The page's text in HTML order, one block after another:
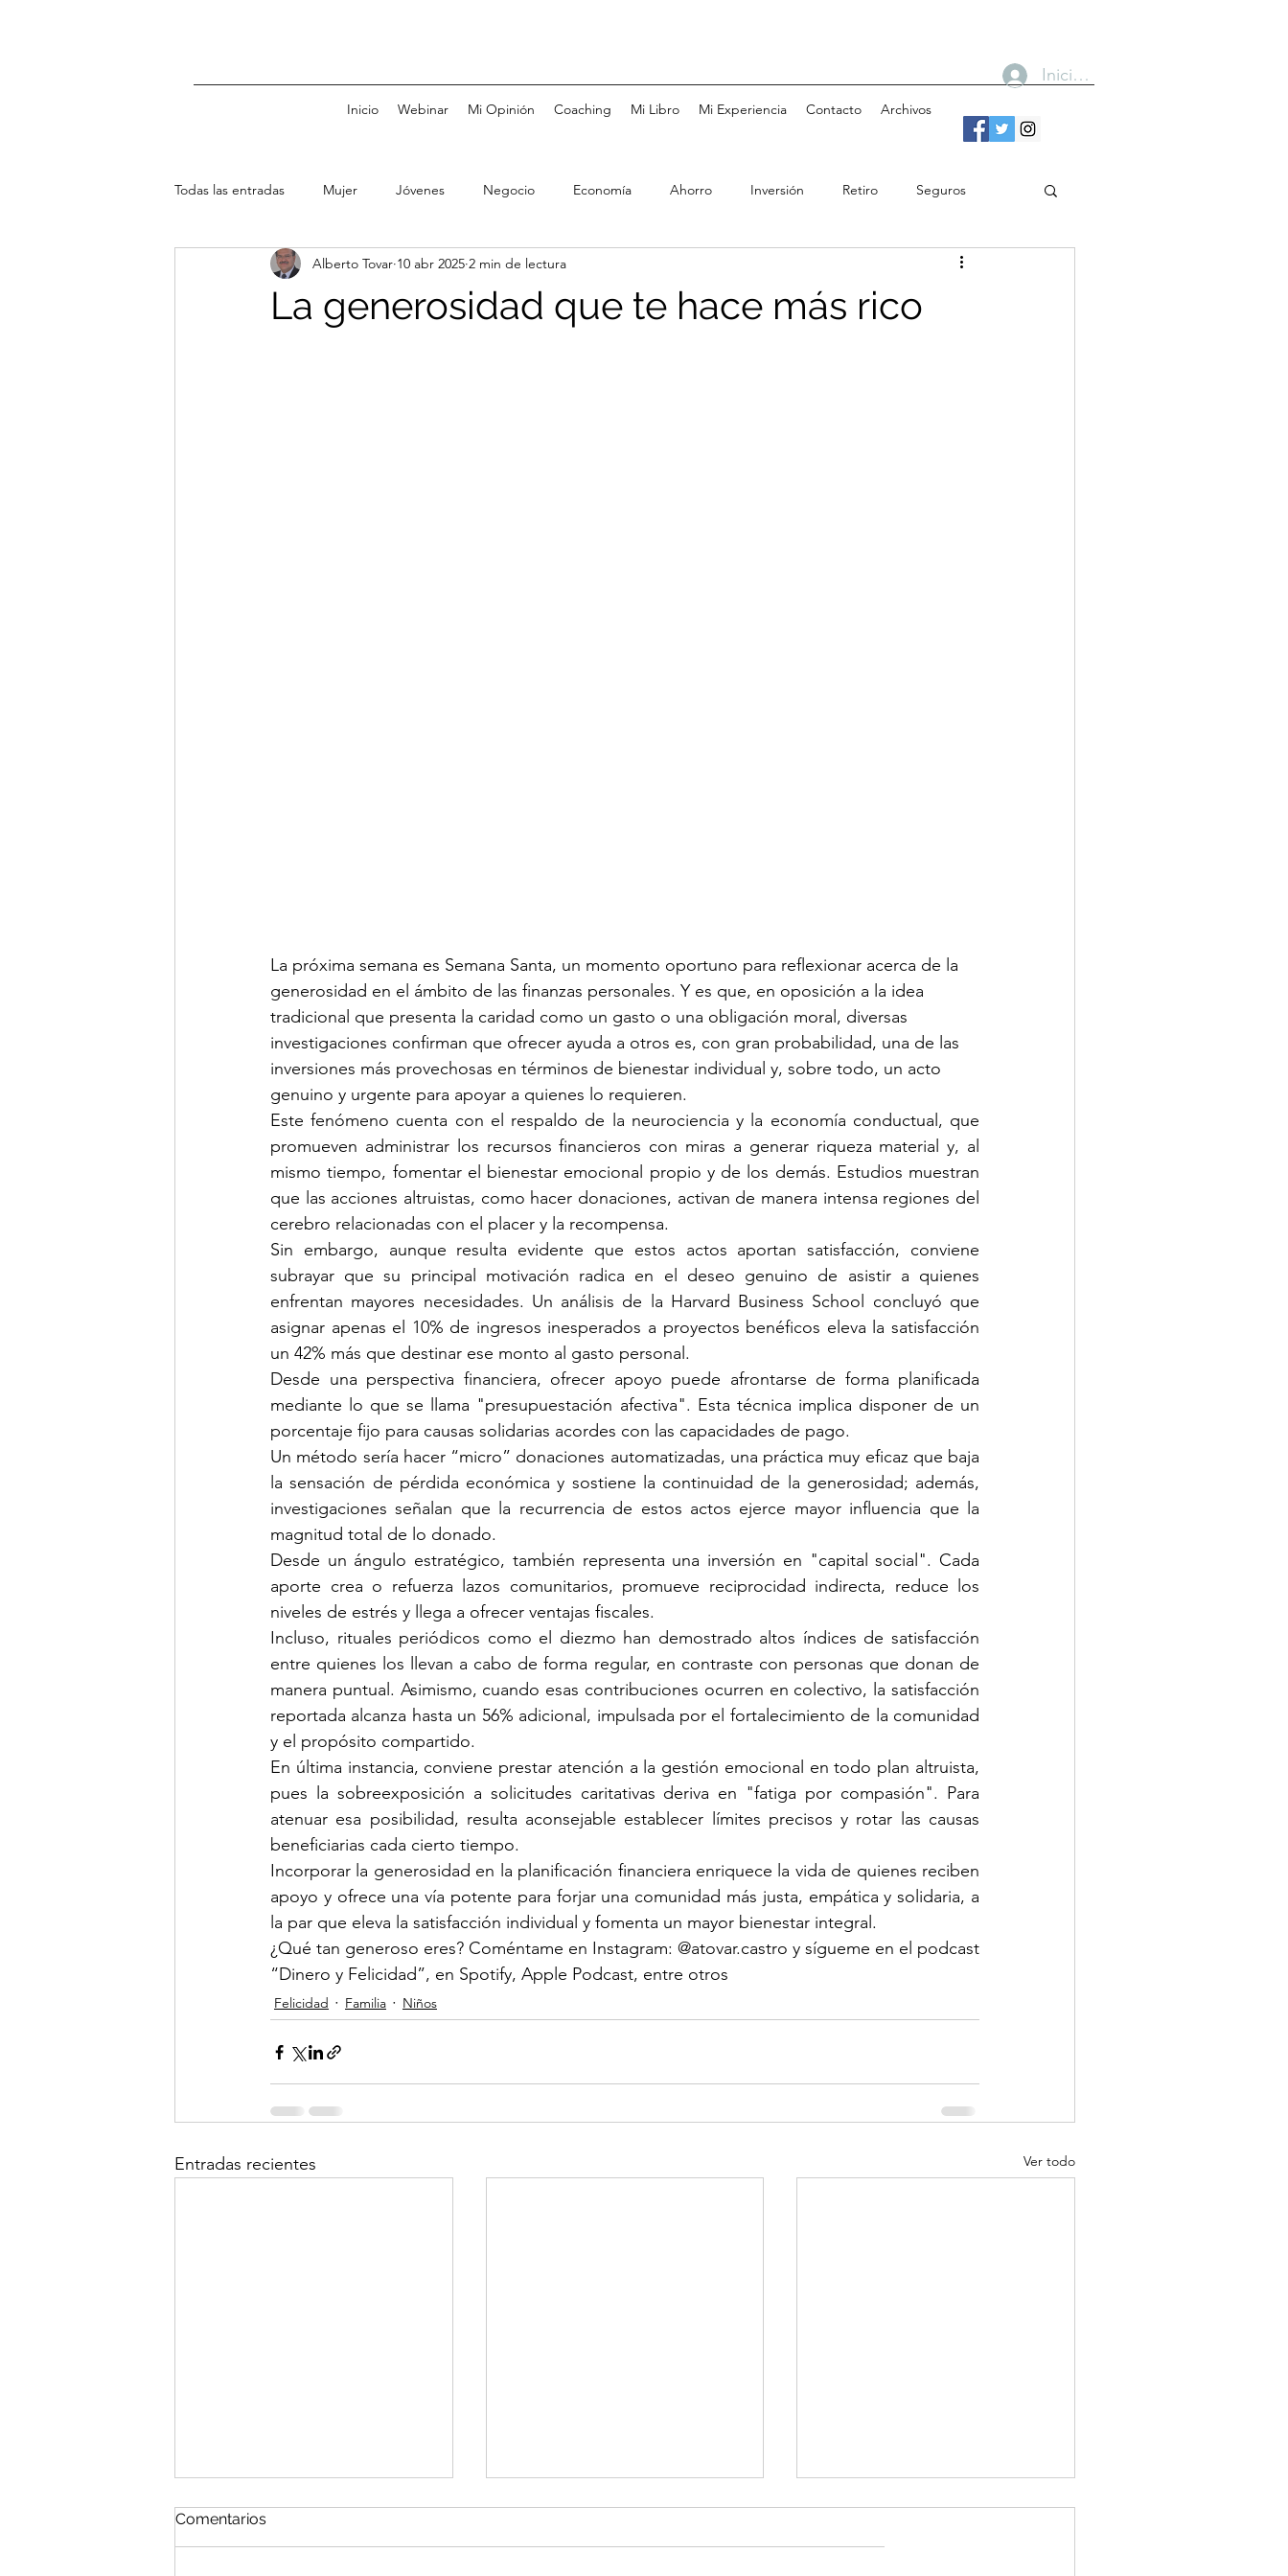
Iniciar sesión
Inicio Webinar Mi Opinión Coaching Mi Libro Mi Experiencia Contacto Archivos
Todas las entradas Mujer Jóvenes Negocio Economía Ahorro Inversión Retiro Seguros
Niños Crédito Tarjetas de Crédito
La generosidad que te hace más rico
Alberto Tovar 10 abr 2025 2 min de lectura
La próxima semana es Semana Santa, un momento oportuno para reflexionar acerca de la
generosidad en el ámbito de las finanzas personales. Y es que, en oposición a la idea
tradicional que presenta la caridad como un gasto o una obligación moral, diversas
investigaciones confirman que ofrecer ayuda a otros es, con gran probabilidad, una de las
inversiones más provechosas en términos de bienestar individual y, sobre todo, un acto
genuino y urgente para apoyar a quienes lo requieren.
Este fenómeno cuenta con el respaldo de la neurociencia y la economía conductual, que
promueven administrar los recursos financieros con miras a generar riqueza material y, al
mismo tiempo, fomentar el bienestar emocional propio y de los demás. Estudios muestran
que las acciones altruistas, como hacer donaciones, activan de manera intensa regiones del
cerebro relacionadas con el placer y la recompensa.
Sin embargo, aunque resulta evidente que estos actos aportan satisfacción, conviene
subrayar que su principal motivación radica en el deseo genuino de asistir a quienes
enfrentan mayores necesidades. Un análisis de la Harvard Business School concluyó que
asignar apenas el 10% de ingresos inesperados a proyectos benéficos eleva la satisfacción
un 42% más que destinar ese monto al gasto personal.
Desde una perspectiva financiera, ofrecer apoyo puede afrontarse de forma planificada
mediante lo que se llama "presupuestación afectiva". Esta técnica implica disponer de un
porcentaje fijo para causas solidarias acordes con las capacidades de pago.
Un método sería hacer “micro” donaciones automatizadas, una práctica muy eficaz que baja
la sensación de pérdida económica y sostiene la continuidad de la generosidad; además,
investigaciones señalan que la recurrencia de estos actos ejerce mayor influencia que la
magnitud total de lo donado.
Desde un ángulo estratégico, también representa una inversión en "capital social". Cada
aporte crea o refuerza lazos comunitarios, promueve reciprocidad indirecta, reduce los
niveles de estrés y llega a ofrecer ventajas fiscales.
Incluso, rituales periódicos como el diezmo han demostrado altos índices de satisfacción
entre quienes los llevan a cabo de forma regular, en contraste con personas que donan de
manera puntual. Asimismo, cuando esas contribuciones ocurren en colectivo, la satisfacción
reportada alcanza hasta un 56% adicional, impulsada por el fortalecimiento de la comunidad
y el propósito compartido.
En última instancia, conviene prestar atención a la gestión emocional en todo plan altruista,
pues la sobreexposición a solicitudes caritativas deriva en "fatiga por compasión". Para
atenuar esa posibilidad, resulta aconsejable establecer límites precisos y rotar las causas
beneficiarias cada cierto tiempo.
Incorporar la generosidad en la planificación financiera enriquece la vida de quienes reciben
apoyo y ofrece una vía potente para forjar una comunidad más justa, empática y solidaria, a
la par que eleva la satisfacción individual y fomenta un mayor bienestar integral.
¿Qué tan generoso eres? Coméntame en Instagram: @atovar.castro y sígueme en el podcast
“Dinero y Felicidad”, en Spotify, Apple Podcast, entre otros
Felicidad Familia Niños
Entradas recientes Ver todo
Comentarios